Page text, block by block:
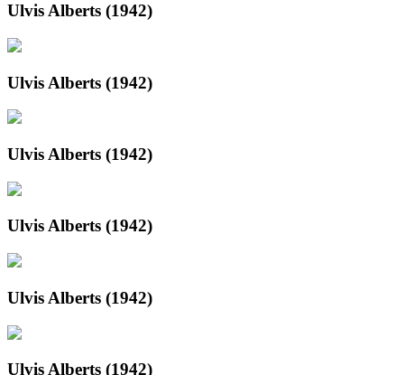
Ulvis Alberts (1942)
Ulvis Alberts (1942)
Ulvis Alberts (1942)
Ulvis Alberts (1942)
Ulvis Alberts (1942)
Ulvis Alberts (1942)